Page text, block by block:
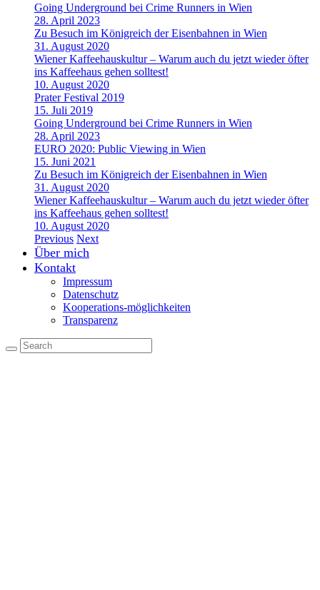
Going Underground bei Crime Runners in Wien
28. April 2023
Zu Besuch im Königreich der Eisenbahnen in Wien
31. August 2020
Wiener Kaffeehauskultur – Warum auch du jetzt wieder öfter
ins Kaffeehaus gehen solltest!
10. August 2020
Prater Festival 2019
15. Juli 2019
Going Underground bei Crime Runners in Wien
28. April 2023
EURO 2020: Public Viewing in Wien
15. Juni 2021
Zu Besuch im Königreich der Eisenbahnen in Wien
31. August 2020
Wiener Kaffeehauskultur – Warum auch du jetzt wieder öfter
ins Kaffeehaus gehen solltest!
10. August 2020
Previous Next
Über mich
Kontakt
Impressum
Datenschutz
Kooperations-möglichkeiten
Transparenz